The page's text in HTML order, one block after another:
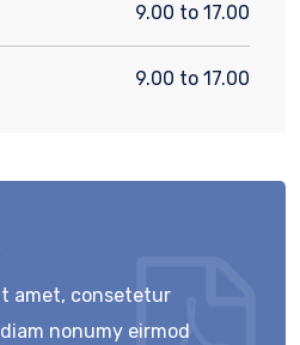
9.00 to 17.00
9.00 to 17.00
amet, consetetur
nonumy eirmod